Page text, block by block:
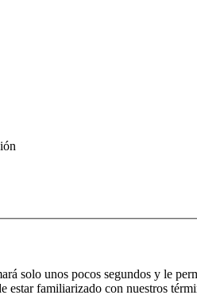
solo unos pocos segundos y le
estar familiarizado con nuestros